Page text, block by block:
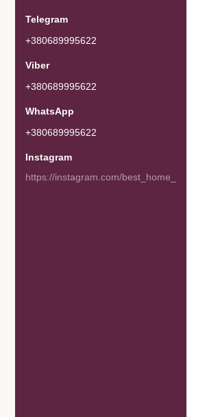
+380689995622
+380689995622
+380689995622
Instagram
https://instagram.com/best_home_goods